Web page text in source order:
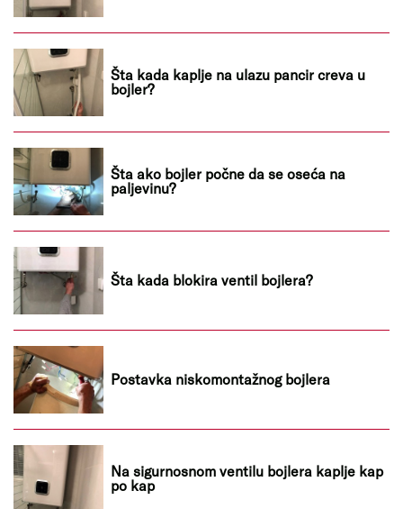
Šta kada kaplje na ulazu pancir creva u
bojler?
Šta ako bojler počne da se oseća na
paljevinu?
Šta kada blokira ventil bojlera?
Postavka niskomontažnog bojlera
Na sigurnosnom ventilu bojlera kaplje kap
po kap